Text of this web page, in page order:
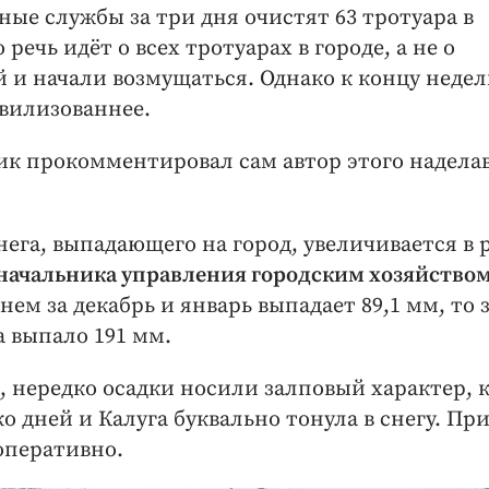
службы за три дня очистят 63 тротуара в
идёт о всех тротуарах в городе, а не о
начали возмущаться. Однако к концу
прокомментировал сам автор этого
выпадающего на город, увеличивается в
управления городским
за декабрь и январь выпадает 89,1 мм, то
выпало 191 мм.
осадки носили залповый характер,
дней и Калуга буквально тонула в снегу.